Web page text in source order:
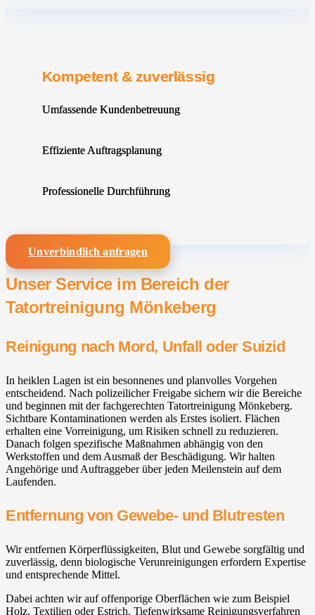
Kompetent & zuverlässig
Umfassende Kundenbetreuung
Effiziente Auftragsplanung
Professionelle Durchführung
Unverbindlich anfragen
Unser Service im Bereich der
Tatortreinigung Mönkeberg
Reinigung nach Mord, Unfall oder Suizid
In heiklen Lagen ist ein besonnenes und planvolles Vorgehen
entscheidend. Nach polizeilicher Freigabe sichern wir die Bereiche
und beginnen mit der fachgerechten Tatortreinigung Mönkeberg.
Sichtbare Kontaminationen werden als Erstes isoliert. Flächen
erhalten eine Vorreinigung, um Risiken schnell zu reduzieren.
Danach folgen spezifische Maßnahmen abhängig von den
Werkstoffen und dem Ausmaß der Beschädigung. Wir halten
Angehörige und Auftraggeber über jeden Meilenstein auf dem
Laufenden.
Entfernung von Gewebe- und Blutresten
Wir entfernen Körperflüssigkeiten, Blut und Gewebe sorgfältig und
zuverlässig, denn biologische Verunreinigungen erfordern Expertise
und entsprechende Mittel.
Dabei achten wir auf offenporige Oberflächen wie zum Beispiel
Holz, Textilien oder Estrich. Tiefenwirksame Reinigungsverfahren